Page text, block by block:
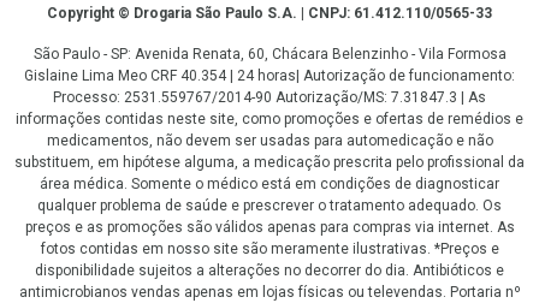
CopyrightCopyright © Drogaria São Paulo S.A. | CNPJ: 61.412.110/0565-33
São Paulo - SP: Avenida Renata, 60, Chácara Belenzinho - Vila Formosa
Gislaine Lima Meo CRF 40.354 | 24 horas| Autorização de funcionamento:
Processo: 2531.559767/2014-90 Autorização/MS: 7.31847.3 | As
informações contidas neste site, como promoções e ofertas de remédios e
medicamentos, não devem ser usadas para automedicação e não
substituem, em hipótese alguma, a medicação prescrita pelo profissional da
área médica. Somente o médico está em condições de diagnosticar
qualquer problema de saúde e prescrever o tratamento adequado. Os
preços e as promoções são válidos apenas para compras via internet. As
fotos contidas em nosso site são meramente ilustrativas. *Preços e
disponibilidade sujeitos a alterações no decorrer do dia. Antibióticos e
antimicrobianos vendas apenas em lojas físicas ou televendas. Portaria nº